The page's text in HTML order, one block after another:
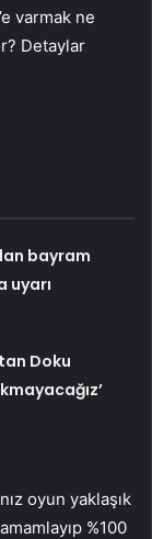
varmak ne
Detaylar
bayram
uyarı
Doku
oyun yaklaşık
%100